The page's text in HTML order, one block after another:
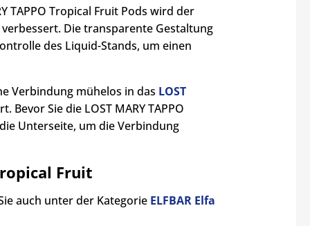
TAPPO Tropical Fruit Pods wird der
Die transparente Gestaltung
des Liquid-Stands, um einen
Verbindung mühelos in das LOST
Sie die LOST MARY TAPPO
Unterseite, um die Verbindung
Fruit
auch unter der Kategorie ELFBAR Elfa